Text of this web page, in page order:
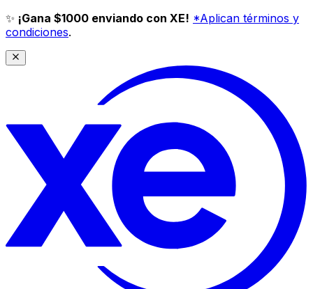
✨ ¡Gana $1000 enviando con XE! *Aplican términos y
condiciones.